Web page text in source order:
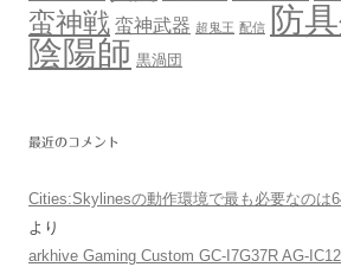
蛮神戦 蛮神武器 超鬼王 配信 防
陰陽師 黒渦団
最近のコメント
Cities:Skylinesの動作環境で最も必要なのは
より
arkhive Gaming Custom GC-I7G37R AG-